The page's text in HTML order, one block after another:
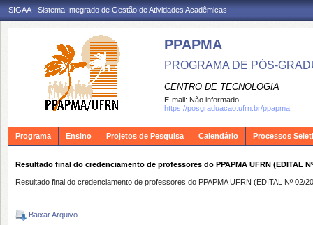
SIGAA - Sistema Integrado de Gestão de Atividades Acadêmicas
PPAPMA
PROGRAMA DE PÓS-
CENTRO DE TECNOLOGIA
E-mail: Não informado
https://posgraduacao.ufrn.br/ppapma
Programa Ensino Projetos de Pesquisa Calendário Processos
Resultado final do credenciamento de professores do PPAPMA UFRN (EDITAL Nº
Resultado final do credenciamento de professores do PPAPMA UFRN (EDITAL Nº 02/
Baixar Arquivo